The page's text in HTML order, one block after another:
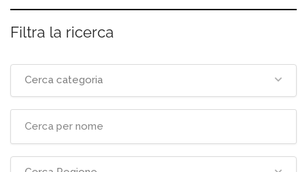
Filtra la ricerca
Cerca categoria